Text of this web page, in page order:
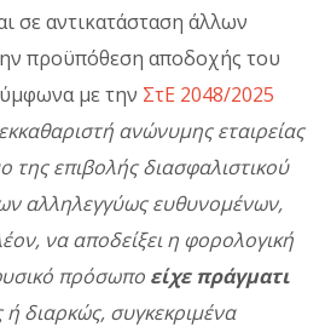
σε αντικατάσταση άλλων
προϋπόθεση αποδοχής του
με την ΣτΕ 2048/2025
ανώνυμης εταιρείας
της επιβολής διασφαλιστικού
αλληλεγγύως ευθυνομένων,
να αποδείξει η φορολογική
πρόσωπο είχε πράγματι
διαρκώς, συγκεκριμένα